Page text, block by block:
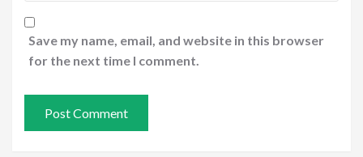
Save my name, email, and website in this browser
for the next time I comment.